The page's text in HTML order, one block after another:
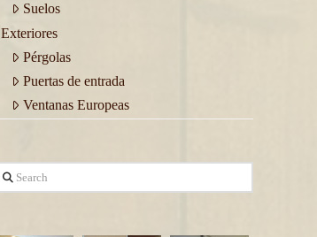
Suelos
Exteriores
Pérgolas
Puertas de entrada
Ventanas Europeas